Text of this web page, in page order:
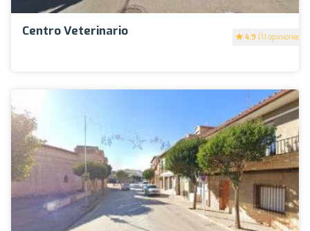
Centro Veterinario 4.9 (11 opiniones)